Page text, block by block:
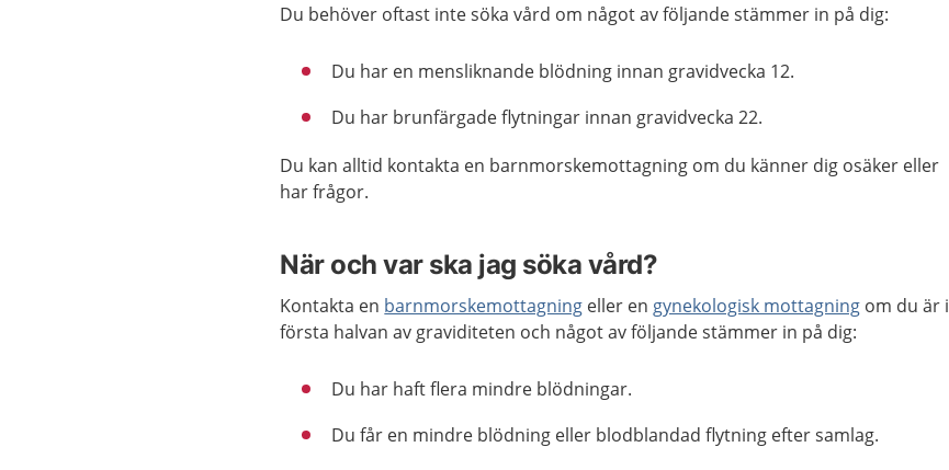
Du behöver oftast inte söka vård om något av följande stämmer in på dig:
Du har en mensliknande blödning innan gravidvecka 12.
Du har brunfärgade flytningar innan gravidvecka 22.
Du kan alltid kontakta en barnmorskemottagning om du känner dig osäker eller
har frågor.
När och var ska jag söka vård?
Kontakta en barnmorskemottagning eller en gynekologisk mottagning om du är i
första halvan av graviditeten och något av följande stämmer in på dig:
Du har haft flera mindre blödningar.
Du får en mindre blödning eller blodblandad flytning efter samlag.